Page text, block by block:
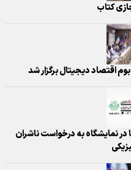
اقتصاد دیجیتال برگزار شد
نمایشگاه به درخواست ناشران